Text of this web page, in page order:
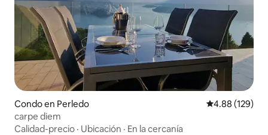
Condo en Perledo Calificación
4.88 (129)
carpe diem
Calidad-precio · Ubicación · En la cercanía